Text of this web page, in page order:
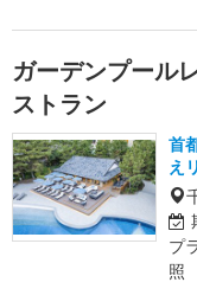
ガーデンプール
ストラン
首
え
プ
照